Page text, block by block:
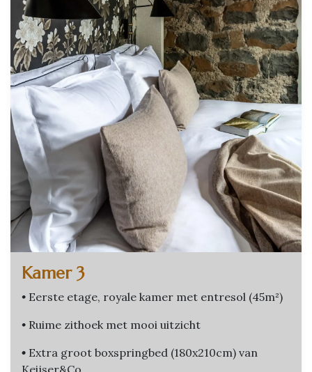
Kamer 3
• Eerste etage, royale kamer met entresol (45m²)
• Ruime zithoek met mooi uitzicht
• Extra groot boxspringbed (180x210cm) van
Keijser&Co